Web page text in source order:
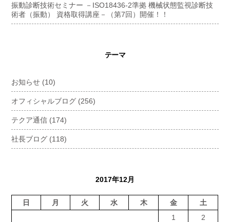
振動診断技術セミナー －ISO18436-2準拠 機械状態監視診断技
術者（振動） 資格取得講座－（第7回）開催！！
テーマ
お知らせ (10)
オフィシャルブログ (256)
テクア通信 (174)
社長ブログ (118)
2017年12月
日 月 火 水 木 金 土
1
2